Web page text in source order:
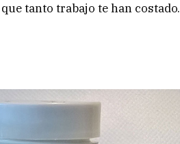
tanto trabajo te han costado.